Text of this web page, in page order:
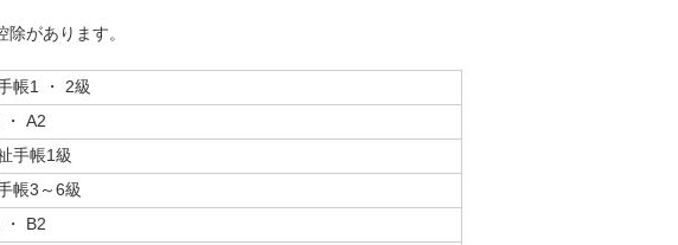
があります。
帳1 ・ 2級
・ A2
手帳1級
帳3～6級
・ B2